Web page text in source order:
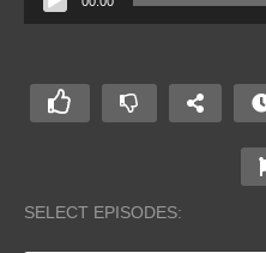
SELECT EPISODES: